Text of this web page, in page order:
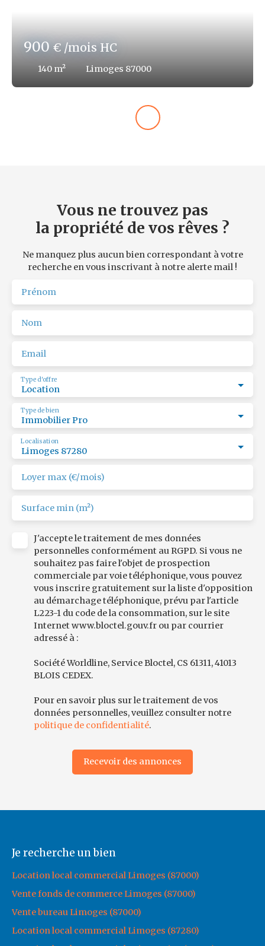
900€ /mois HC
140 m² Limoges 87000
Vous ne trouvez pas
la propriété de vos rêves ?
Ne manquez plus aucun bien correspondant à votre
recherche en vous inscrivant à notre alerte mail !
Prénom
Nom
Email
Location
Type d'offre
Immobilier Pro
Type de bien
Limoges 87280
Localisation
Loyer max (€/mois)
Surface min (m²)
J'accepte le traitement de mes données
personnelles conformément au RGPD. Si vous ne
souhaitez pas faire l'objet de prospection
commerciale par voie téléphonique, vous pouvez
vous inscrire gratuitement sur la liste d'opposition
au démarchage téléphonique, prévu par l'article
L223-1 du code de la consommation, sur le site
Internet www.bloctel.gouv.fr ou par courrier
adressé à :
Société Worldline, Service Bloctel, CS 61311, 41013
BLOIS CEDEX.
Pour en savoir plus sur le traitement de vos
données personnelles, veuillez consulter notre
politique de confidentialité.
Recevoir des annonces
Je recherche un bien
Location local commercial Limoges (87000)
Vente fonds de commerce Limoges (87000)
Vente bureau Limoges (87000)
Location local commercial Limoges (87280)